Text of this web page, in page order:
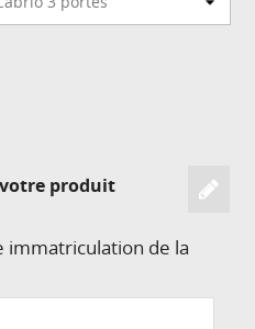
produit
immatriculation de la